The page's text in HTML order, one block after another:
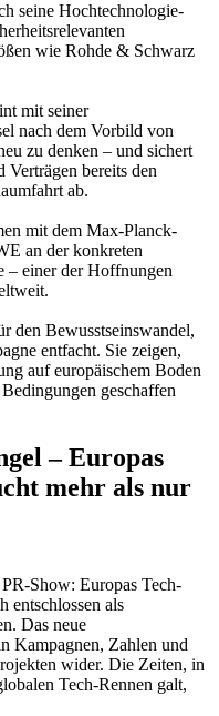
seine Hochtechnologie-
wie Rohde & Schwarz
mit seiner
nach dem Vorbild von
zu denken – und sichert
Verträgen bereits den
ab.
mit dem Max-Planck-
an der konkreten
– einer der Hoffnungen
den Bewusstseinswandel,
entfacht. Sie zeigen,
auf europäischem Boden
geschaffen
– Europas
mehr als nur
Show: Europas Tech-
entschlossen als
Das neue
Kampagnen, Zahlen und
wider. Die Zeiten, in
Tech-Rennen galt,